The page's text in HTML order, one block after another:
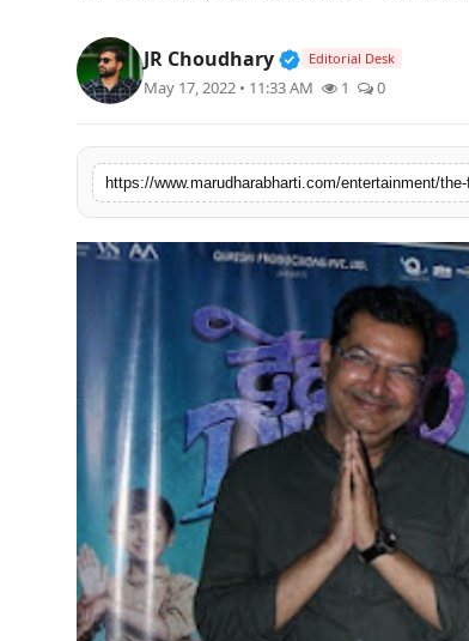
टेक्नोलॉजी JR Choudhary Verified Public
Editorial Desk
May 17, 2022 • 11:33 AM 1 0
https://www.marudharabharti.com/entertainment/